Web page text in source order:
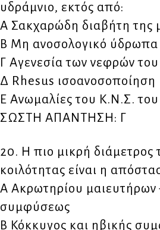
υδράμνιο, εκτός από:
Α Σακχαρώδη διαβήτη της
Β Μη ανοσολογικό
Γ Αγενεσία των νεφρών
Δ Rhesus ισοανοσοποίηση
Ε Ανωμαλίες του Κ.Ν.Σ.
ΣΩΣΤΗ ΑΠΑΝΤΗΣΗ: Γ
20. Η πιο μικρή διάμετρος
κοιλότητας είναι η
Α Ακρωτηρίου μαιευτήρων
συμφύσεως
Β Κόκκυγος και ηβικής